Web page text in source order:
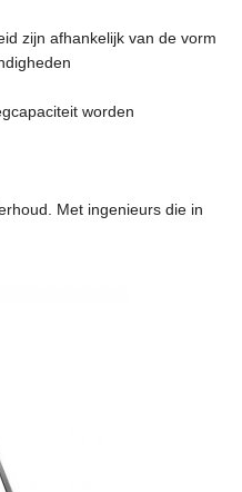
zijn afhankelijk van de vorm
worden
Met ingenieurs die in